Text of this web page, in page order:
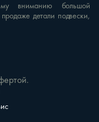
вниманию большой
детали подвески,